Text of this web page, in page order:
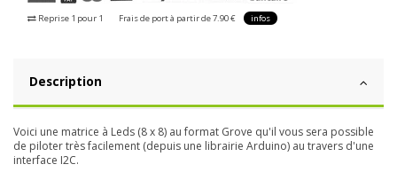
Reprise 1 pour 1 Frais de port à partir de 7.90 € infos
Description
Voici une matrice à Leds (8 x 8) au format Grove qu'il vous sera possible
de piloter très facilement (depuis une librairie Arduino) au travers d'une
interface I2C.